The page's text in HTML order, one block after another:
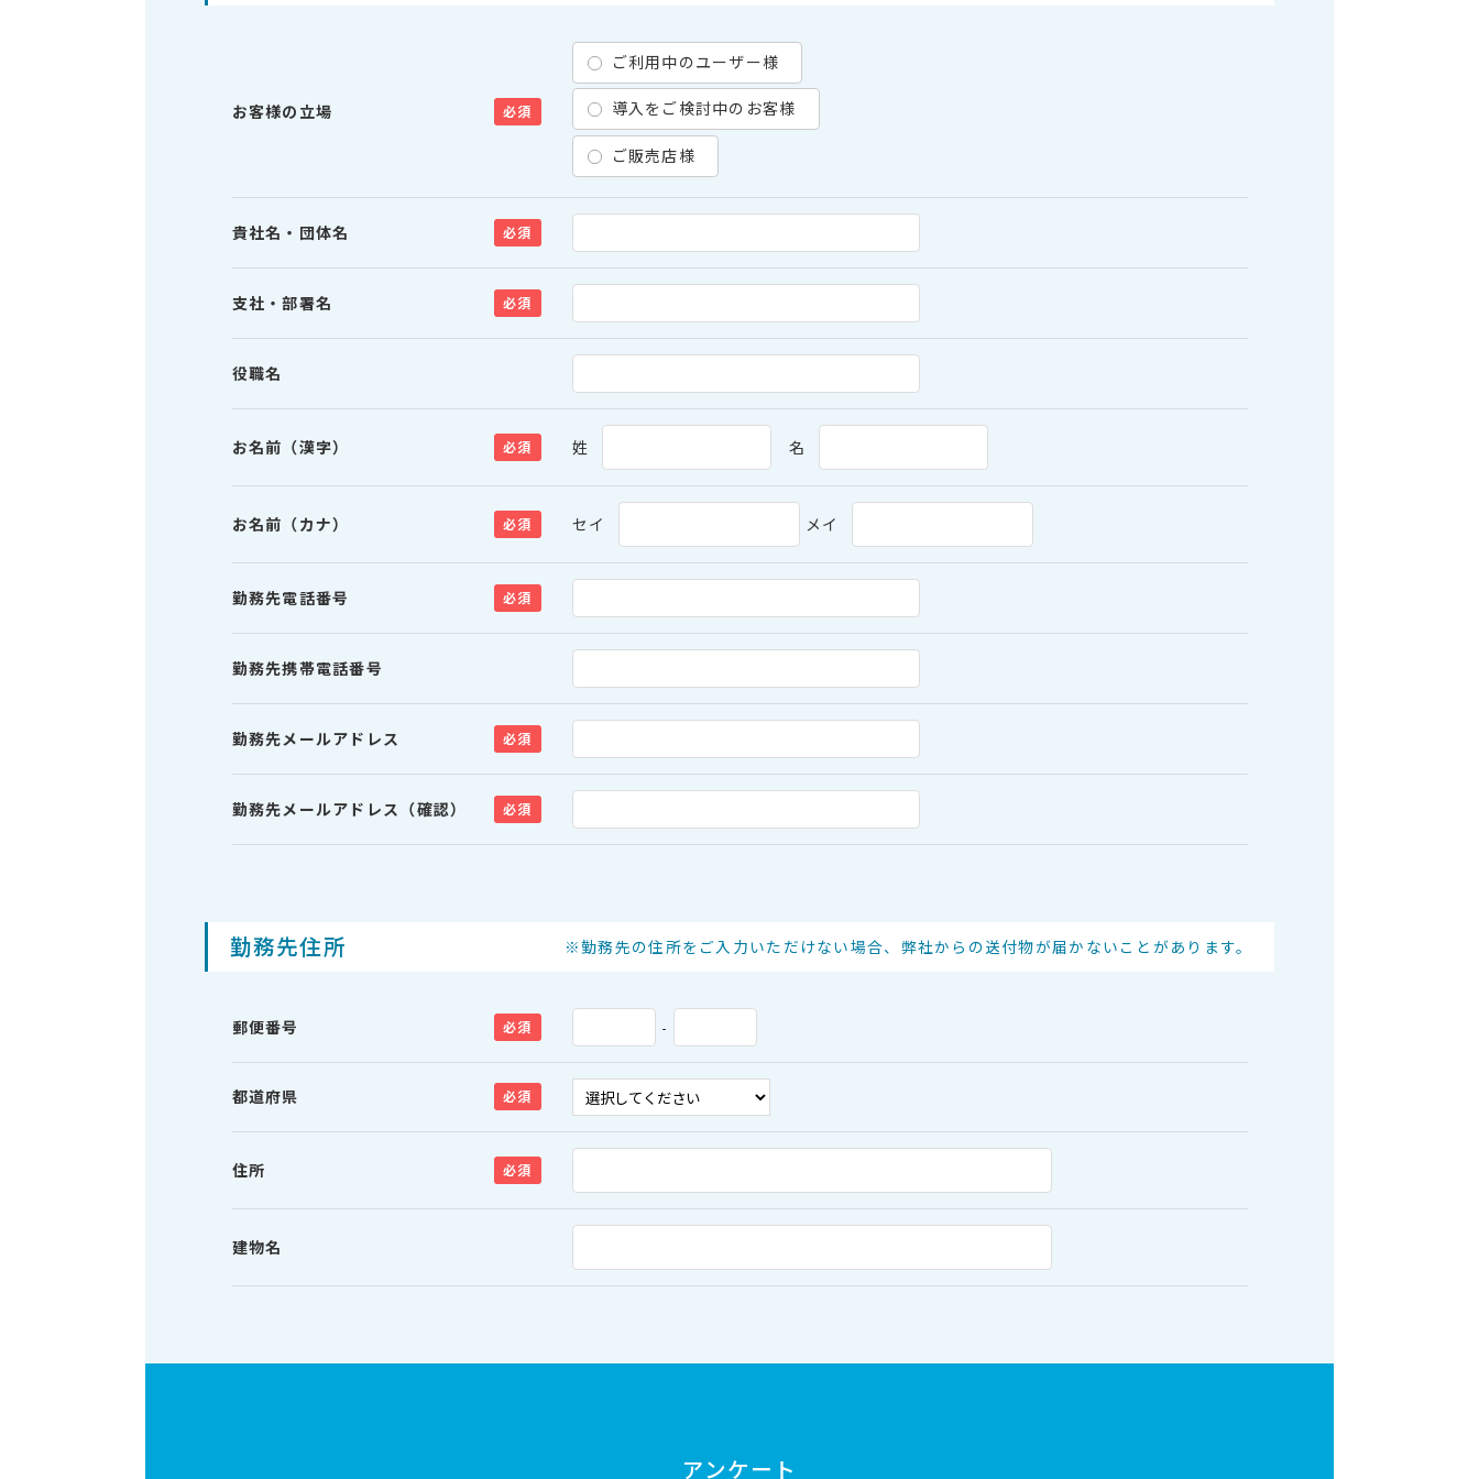
お客様の立場 必須
ご利用中のユーザー様
導入をご検討中のお客様
ご販売店様
貴社名・団体名 必須
支社・部署名 必須
役職名
お名前（漢字） 必須 姓 名
お名前（カナ） 必須 セイ メイ
勤務先電話番号 必須
勤務先携帯電話番号
勤務先メールアドレス 必須
勤務先メールアドレス（確認） 必須
勤務先住所 ※勤務先の住所をご入力いただけない場合、弊社からの送付物が届かないことがあります。
郵便番号 必須 -
都道府県 必須
住所 必須
建物名
アンケート